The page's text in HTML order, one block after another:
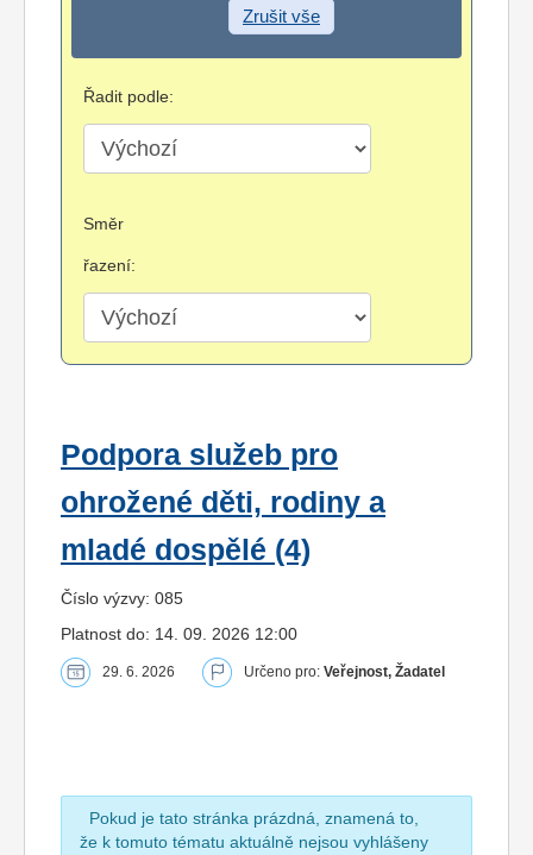
Zrušit vše
Řadit podle:
Směr
řazení:
Podpora služeb pro
ohrožené děti, rodiny a
mladé dospělé (4)
Číslo výzvy: 085
Platnost do: 14. 09. 2026 12:00
29. 6. 2026 Určeno pro: Veřejnost, Žadatel
Pokud je tato stránka prázdná, znamená to,
že k tomuto tématu aktuálně nejsou vyhlášeny